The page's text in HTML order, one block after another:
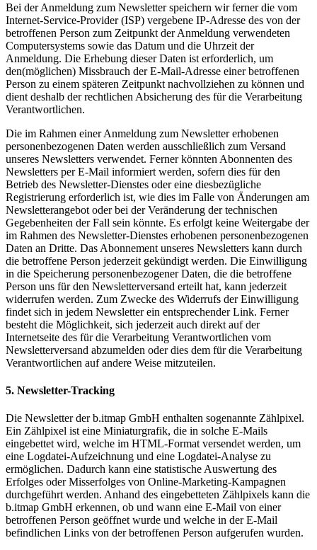
Bei der Anmeldung zum Newsletter speichern wir ferner die vom
Internet-Service-Provider (ISP) vergebene IP-Adresse des von der
betroffenen Person zum Zeitpunkt der Anmeldung verwendeten
Computersystems sowie das Datum und die Uhrzeit der
Anmeldung. Die Erhebung dieser Daten ist erforderlich, um
den(möglichen) Missbrauch der E-Mail-Adresse einer betroffenen
Person zu einem späteren Zeitpunkt nachvollziehen zu können und
dient deshalb der rechtlichen Absicherung des für die Verarbeitung
Verantwortlichen.
Die im Rahmen einer Anmeldung zum Newsletter erhobenen
personenbezogenen Daten werden ausschließlich zum Versand
unseres Newsletters verwendet. Ferner könnten Abonnenten des
Newsletters per E-Mail informiert werden, sofern dies für den
Betrieb des Newsletter-Dienstes oder eine diesbezügliche
Registrierung erforderlich ist, wie dies im Falle von Änderungen am
Newsletterangebot oder bei der Veränderung der technischen
Gegebenheiten der Fall sein könnte. Es erfolgt keine Weitergabe der
im Rahmen des Newsletter-Dienstes erhobenen personenbezogenen
Daten an Dritte. Das Abonnement unseres Newsletters kann durch
die betroffene Person jederzeit gekündigt werden. Die Einwilligung
in die Speicherung personenbezogener Daten, die die betroffene
Person uns für den Newsletterversand erteilt hat, kann jederzeit
widerrufen werden. Zum Zwecke des Widerrufs der Einwilligung
findet sich in jedem Newsletter ein entsprechender Link. Ferner
besteht die Möglichkeit, sich jederzeit auch direkt auf der
Internetseite des für die Verarbeitung Verantwortlichen vom
Newsletterversand abzumelden oder dies dem für die Verarbeitung
Verantwortlichen auf andere Weise mitzuteilen.
5. Newsletter-Tracking
Die Newsletter der b.itmap GmbH enthalten sogenannte Zählpixel.
Ein Zählpixel ist eine Miniaturgrafik, die in solche E-Mails
eingebettet wird, welche im HTML-Format versendet werden, um
eine Logdatei-Aufzeichnung und eine Logdatei-Analyse zu
ermöglichen. Dadurch kann eine statistische Auswertung des
Erfolges oder Misserfolges von Online-Marketing-Kampagnen
durchgeführt werden. Anhand des eingebetteten Zählpixels kann die
b.itmap GmbH erkennen, ob und wann eine E-Mail von einer
betroffenen Person geöffnet wurde und welche in der E-Mail
befindlichen Links von der betroffenen Person aufgerufen wurden.